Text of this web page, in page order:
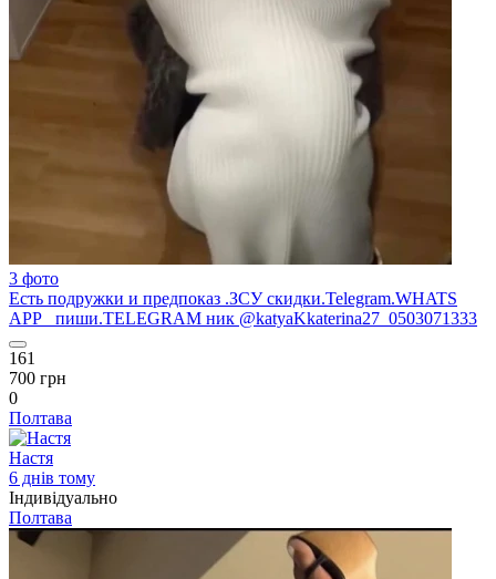
3 фото
Есть подружки и предпоказ .ЗСУ скидки.Telegram.WHATS
APP пиши.TELEGRAM ник @katyaKkaterina27 0503071333
161
700 грн
0
Полтава
Настя
6 днів тому
Індивідуально
Полтава